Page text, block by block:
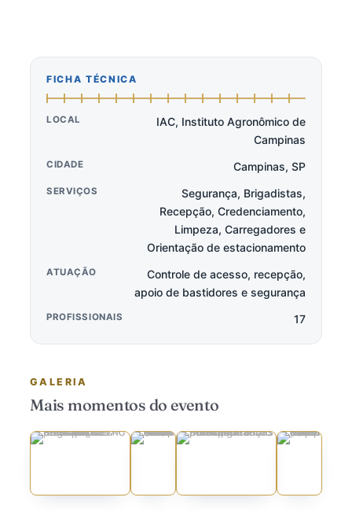
FICHA TÉCNICA
LOCAL
IAC, Instituto Agronômico de
Campinas
CIDADE Campinas, SP
SERVIÇOS
Segurança, Brigadistas,
Recepção, Credenciamento,
Limpeza, Carregadores e
Orientação de estacionamento
ATUAÇÃO
Controle de acesso, recepção,
apoio de bastidores e segurança
PROFISSIONAIS 17
GALERIA
Mais momentos do evento